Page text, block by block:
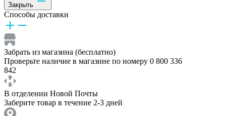
Закрыть
Способы доставки
Забрать из магазина (бесплатно)
Проверьте наличие в магазине по номеру 0 800 336
842
В отделении Новой Почты
Заберите товар в течение 2-3 дней